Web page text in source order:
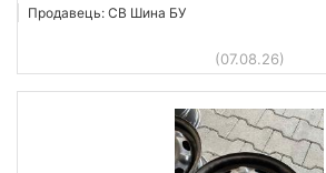
Продавець: СВ Шина БУ
(07.08.26)